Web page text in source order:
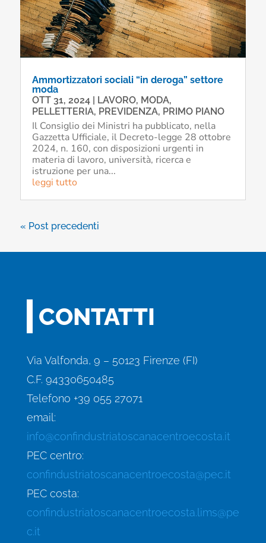
Ammortizzatori sociali “in deroga” settore
moda
OTT 31, 2024| LAVORO, MODA,
PELLETTERIA, PREVIDENZA, PRIMO PIANO
Il Consiglio dei Ministri ha pubblicato, nella
Gazzetta Ufficiale, il Decreto-legge 28 ottobre
2024, n. 160, con disposizioni urgenti in
materia di lavoro, università, ricerca e
istruzione per una...
leggi tutto
« Post precedenti
CONTATTI
Via Valfonda, 9 – 50123 Firenze (FI)
C.F. 94330650485
Telefono +39 055 27071
email:
info@confindustriatoscanacentroecosta.it
PEC centro:
confindustriatoscanacentroecosta@pec.it
PEC costa:
confindustriatoscanacentroecosta.lims@pe
c.it